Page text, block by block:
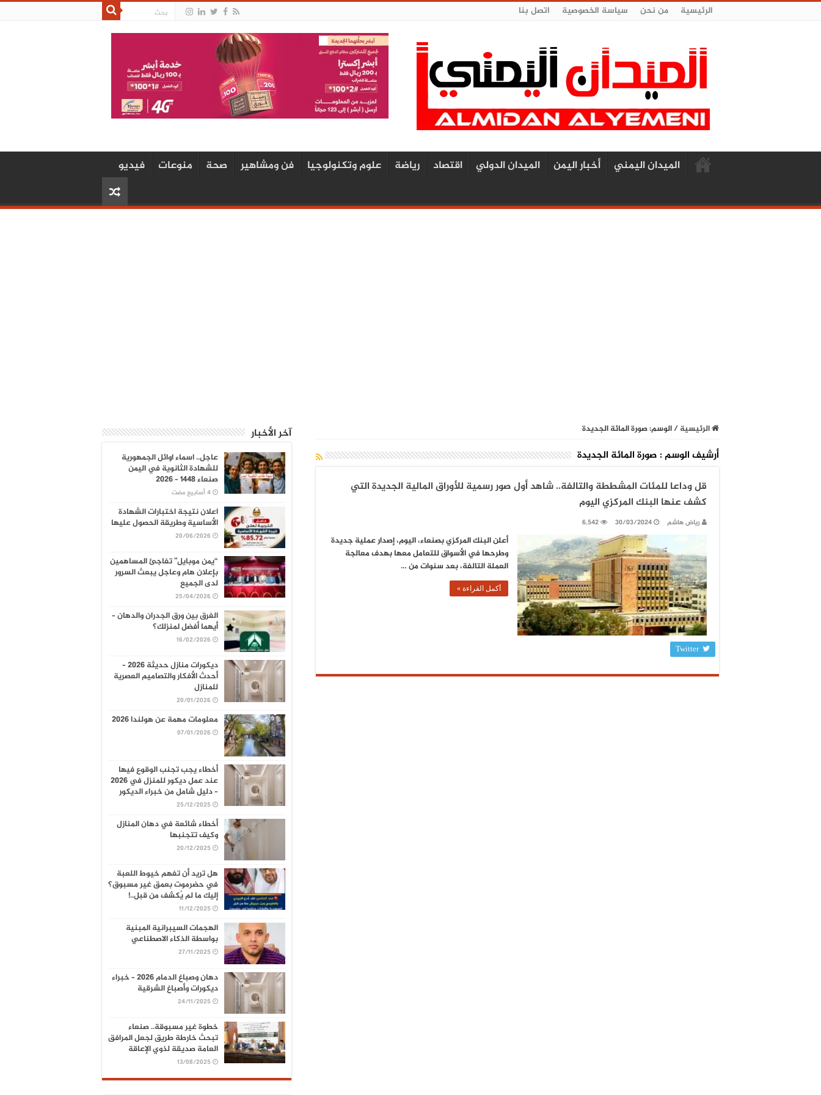
الرئيسية من نحن سياسة الخصوصية اتصل بنا
الميدان اليمني أخبار اليمن الميدان الدولي اقتصاد رياضة علوم وتكنولوجيا فن ومشاهير صحة منوعات فيديو
الرئيسية/الوسم:صورة المائة الجديدة
أرشيف الوسم : صورة المائة الجديدة
قل وداعا للمئات المشططة والتالفة.. شاهد أول صور رسمية للأوراق المالية الجديدة التي
كشف عنها البنك المركزي اليوم
رياض هاشم 30/03/2024
6,542
أعلن البنك المركزي بصنعاء، اليوم، إصدار عملية جديدة
وطرحها في الأسواق للتعامل معها بهدف معالجة
العملة التالفة، بعد سنوات من …
أكمل القراءة »
Twitter
آخر الأخبار
عاجل.. اسماء اوائل الجمهورية
للشهادة الثانوية في اليمن
صنعاء 1448 – 2026
اعلان نتيجة اختبارات الشهادة
الأساسية وطريقة الحصول عليها
20/06/2026
“يمن موبايل” تفاجئ المساهمين
بإعلان هام وعاجل يبعث السرور
لدى الجميع
25/04/2026
الفرق بين ورق الجدران والدهان –
أيهما أفضل لمنزلك؟
16/02/2026
ديكورات منازل حديثة 2026 –
أحدث الأفكار والتصاميم العصرية
للمنازل
20/01/2026
معلومات مهمة عن هولندا 2026
07/01/2026
أخطاء يجب تجنب الوقوع فيها
عند عمل ديكور للمنزل في 2026
– دليل شامل من خبراء الديكور
25/12/2025
أخطاء شائعة في دهان المنازل
وكيف تتجنبها
20/12/2025
هل تريد أن تفهم خيوط اللعبة
في حضرموت بعمق غير مسبوق؟
إليك ما لم يُكشف من قبل..!
11/12/2025
الهجمات السيبرانية المبنية
بواسطة الذكاء الاصطناعي
27/11/2025
دهان وصباغ الدمام 2026 – خبراء
ديكورات وأصباغ الشرقية
24/11/2025
خطوة غير مسبوقة.. صنعاء
تبحث خارطة طريق لجعل المرافق
العامة صديقة لذوي الإعاقة
13/08/2025